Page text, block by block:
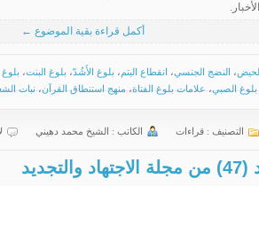
أكمل قراءة بقية الموضوع ←
، النضج الجنسي، انقطاع اليتم ، بلوغ الأَشُدّ، بلوغ البنت، بلوغ
الصبي، علامات بلوغ الفتاة، منهج استنطاق القرآن، نبات
التصنيف : قراءات الكاتب : الشیخ محمد دهیني